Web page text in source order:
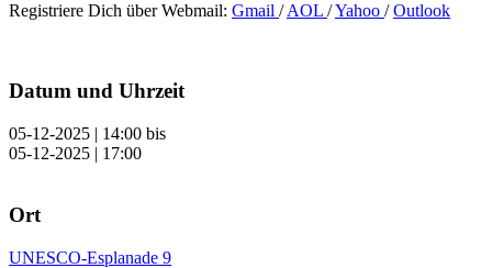
Registriere Dich über Webmail: Gmail /AOL /Yahoo /Outlook
Datum und Uhrzeit
05-12-2025 | 14:00 bis
05-12-2025 | 17:00
Ort
UNESCO-Esplanade 9